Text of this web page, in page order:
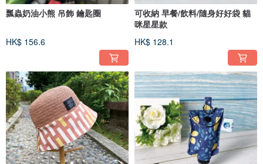
瓢蟲奶油小熊 吊飾 鑰匙圈
HK$ 156.6
可收納 早餐/飲料/隨身好好袋 貓
咪星星款
HK$ 128.1